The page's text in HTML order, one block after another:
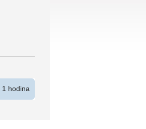
1 hodina